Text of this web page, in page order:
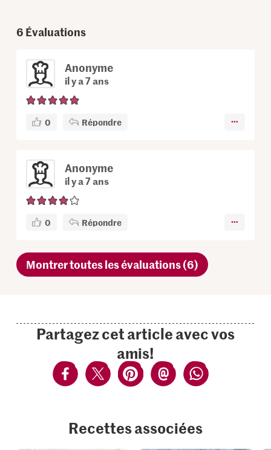
6 Évaluations
Anonyme
il y a 7 ans
0 Répondre
Anonyme
il y a 7 ans
0 Répondre
Montrer toutes les évaluations (6)
Partagez cet article avec vos
amis!
Recettes associées